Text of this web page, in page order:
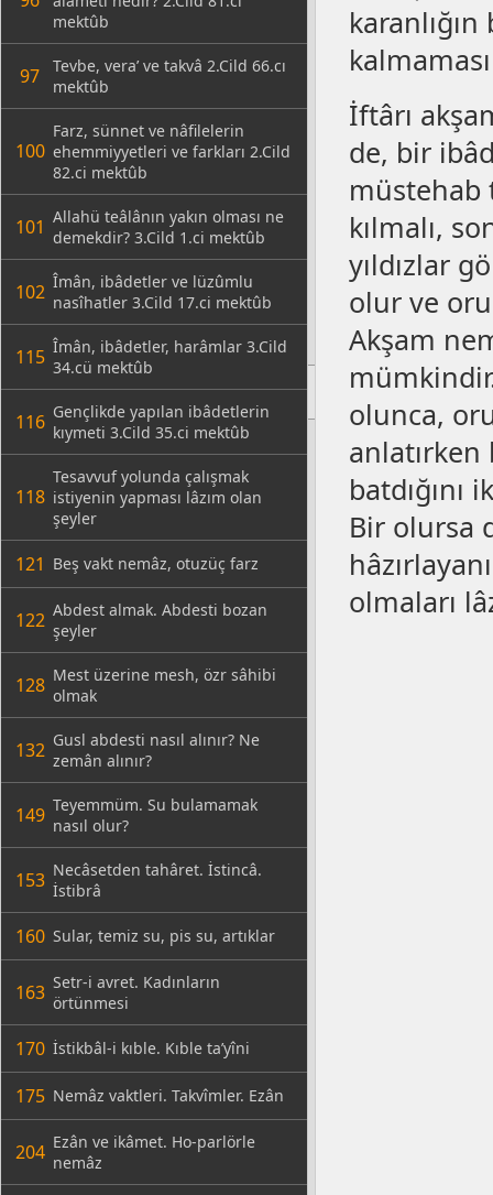
mektûb
97
Tevbe, vera’ ve takvâ 2.Cild 66.cı
mektûb
100
Farz, sünnet ve nâfilelerin
ehemmiyyetleri ve farkları 2.Cild
82.ci mektûb
101 Allahü teâlânın yakın olması ne
demekdir? 3.Cild 1.ci mektûb
102 Îmân, ibâdetler ve lüzûmlu
nasîhatler 3.Cild 17.ci mektûb
115 Îmân, ibâdetler, harâmlar 3.Cild
34.cü mektûb
116 Gençlikde yapılan ibâdetlerin
kıymeti 3.Cild 35.ci mektûb
118
Tesavvuf yolunda çalışmak
istiyenin yapması lâzım olan
şeyler
121 Beş vakt nemâz, otuzüç farz
122 Abdest almak. Abdesti bozan
şeyler
128 Mest üzerine mesh, özr sâhibi
olmak
132 Gusl abdesti nasıl alınır? Ne
zemân alınır?
149 Teyemmüm. Su bulamamak
nasıl olur?
153 Necâsetden tahâret. İstincâ.
İstibrâ
160 Sular, temiz su, pis su, artıklar
163 Setr-i avret. Kadınların
örtünmesi
170 İstikbâl-i kıble. Kıble ta’yîni
175 Nemâz vaktleri. Takvîmler. Ezân
204 Ezân ve ikâmet. Ho-parlörle
nemâz
İftârı
de, bir
müstehab
kılmalı,
yıldızlar
olur ve
Akşam
olunca,
batdığını
Bir olursa
olmaları